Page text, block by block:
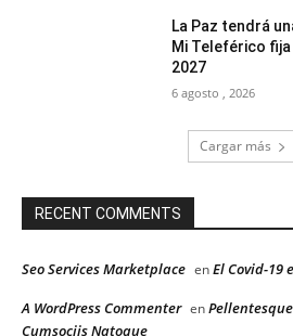
La Paz tendrá
Mi Teleférico
2027
6 agosto , 2026
Cargar más
RECENT COMMENTS
Seo Services Marketplace enEl Covid-19
A WordPress Commenter en
Cumsociis Natoque